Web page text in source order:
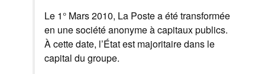
Le 1° Mars 2010, La Poste a été transformée
en une société anonyme à capitaux publics.
À cette date, l’État est majoritaire dans le
capital du groupe.